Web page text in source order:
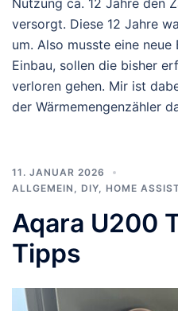
versorgt. Diese 12 Jahre
um. Also musste eine
Einbau, sollen die bisher
verloren gehen. Mir ist
der Wärmemengenzähler
11. JANUAR 2026
ALLGEMEIN
DIY HOME
Aqara U200
Tipps